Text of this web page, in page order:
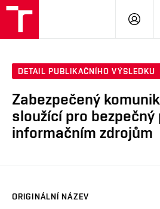
DETAIL PUBLIKAČNÍHO VÝSLEDKU
Zabezpečený
sloužící pro
informačním zdrojům
ORIGINÁLNÍ NÁZEV